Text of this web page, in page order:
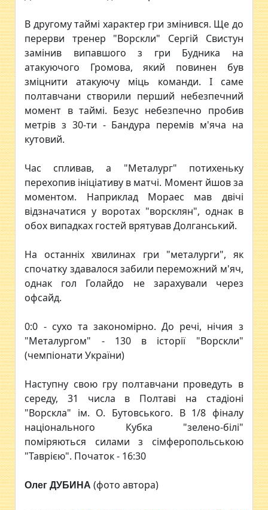
В другому таймі характер гри змінився. Ще до
перерви тренер "Ворскли" Сергій Свистун
замінив випавшого з гри Будника на
атакуючого Громова, який повинен був
зміцнити атакуючу міць команди. І саме
полтавчани створили перший небезпечний
момент в таймі. Безус небезпечно пробив
метрів з 30-ти - Бандура перемів м'яча на
кутовий.
Час спливав, а "Металург" потихеньку
перехопив ініціативу в матчі. Момент йшов за
моментом. Наприклад Мораес мав двічі
відзначатися у воротах "ворсклян", однак в
обох випадках гостей врятував Долганський.
На останніх хвилинах гри "металурги", як
спочатку здавалося забили переможний м'яч,
однак гол Голайдо не зарахували через
офсайд.
0:0 - сухо та закономірно. До речі, нічия з
"Металургом" - 130 в історії "Ворскли"
(чемпіонати України)
Наступну свою гру полтавчани проведуть в
середу, 31 числа в Полтаві на стадіоні
"Ворскла" ім. О. Бутовського. В 1/8 фіналу
національного Кубка "зелено-білі"
поміряються силами з сімферопольською
"Таврією". Початок - 16:30
Олег ДУБИНА(фото автора)